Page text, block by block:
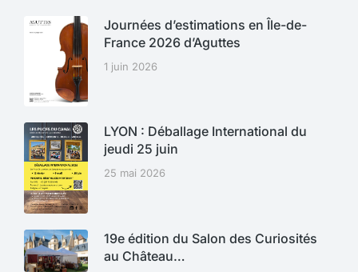
Journées d’estimations en Île-de-
France 2026 d’Aguttes
1 juin 2026
LYON : Déballage International du
jeudi 25 juin
25 mai 2026
19e édition du Salon des Curiosités
au Château…